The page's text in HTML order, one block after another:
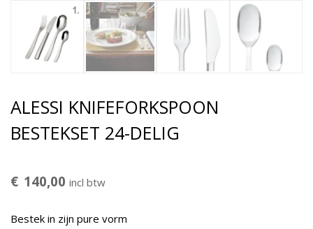
ALESSI KNIFEFORKSPOON
BESTEKSET 24-DELIG
€ 140,00 incl btw
Bestek in zijn pure vorm